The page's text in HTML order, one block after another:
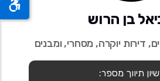
בן הרוש
דירות יוקרה, מסחרי, ומבנים
תיווך מספר: